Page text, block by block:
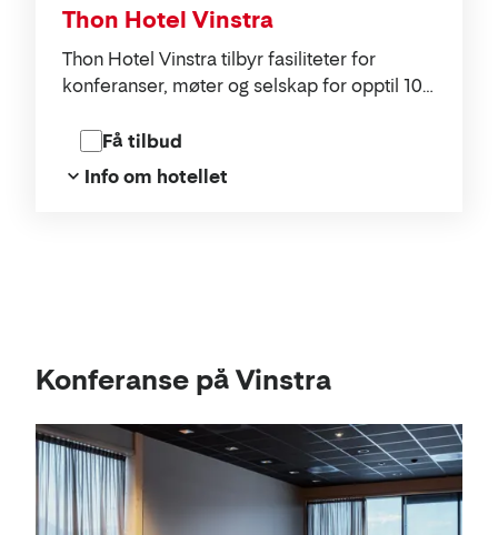
Thon Hotel Vinstra
Thon Hotel Vinstra tilbyr fasiliteter for
konferanser, møter og selskap for opptil 100
Få tilbud
Info om hotellet
Konferanse på Vinstra